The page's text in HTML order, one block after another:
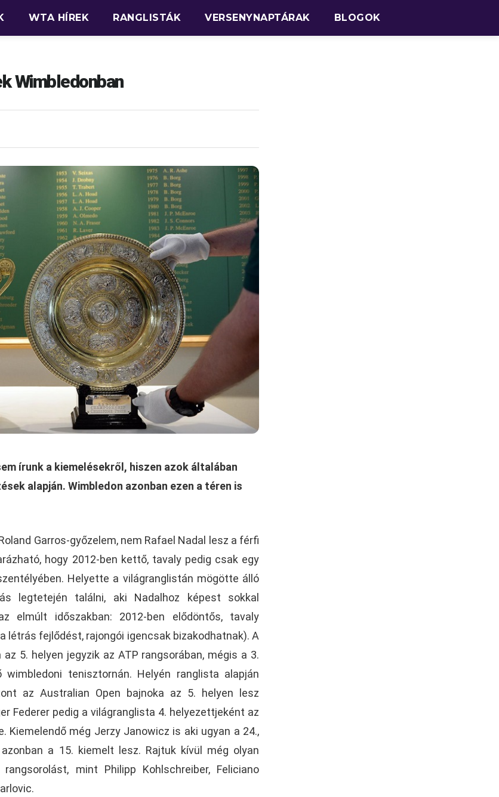
WTA HÍREK RANGLISTÁK VERSENYNAPTÁRAK BLOGOK
Wimbledonban
írunk a kiemelésekről, hiszen azok általában
alapján. Wimbledon azonban ezen a téren is
Garros-győzelem, nem Rafael Nadal lesz a férfi
hogy 2012-ben kettő, tavaly pedig csak egy
Helyette a világranglistán mögötte álló
legtetején találni, aki Nadalhoz képest sokkal
elmúlt időszakban: 2012-ben elődöntős, tavaly
létrás fejlődést, rajongói igencsak bizakodhatnak). A
5. helyen jegyzik az ATP rangsorában, mégis a 3.
tenisztornán. Helyén ranglista alapján
az Australian Open bajnoka az 5. helyen lesz
Federer pedig a világranglista 4. helyezettjeként az
Kiemelendő még Jerzy Janowicz is aki ugyan a 24.,
a 15. kiemelt lesz. Rajtuk kívül még olyan
mint Philipp Kohlschreiber, Feliciano